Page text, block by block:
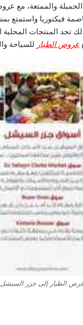
والممتعة، مع
فيكتوريا واستمتع
تجد المنتجات المحلية
عروض الطيار للسياحة
الطيار إلى جزر السيشل